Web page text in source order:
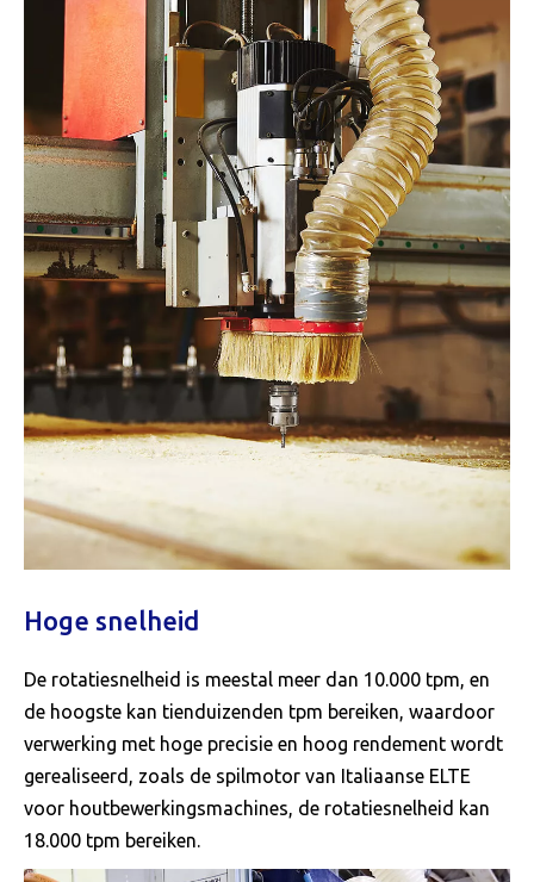
Hoge snelheid
De rotatiesnelheid is meestal meer dan 10.000 tpm, en
de hoogste kan tienduizenden tpm bereiken, waardoor
verwerking met hoge precisie en hoog rendement wordt
gerealiseerd, zoals de spilmotor van Italiaanse ELTE
voor houtbewerkingsmachines, de rotatiesnelheid kan
18.000 tpm bereiken.